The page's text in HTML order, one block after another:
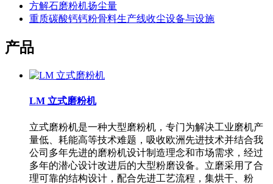
方解石磨粉机扬尘量
重质碳酸钙钙粉骨料生产线收尘设备与设施
产品
LM 立式磨粉机
立式磨粉机是一种大型磨粉机，专门为解决工业磨机产
量低、耗能高等技术难题，吸收欧洲先进技术并结合我
公司多年先进的磨粉机设计制造理念和市场需求，经过
多年的潜心设计改进后的大型粉磨设备。立磨采用了合
理可靠的结构设计，配合先进工艺流程，集烘干、粉